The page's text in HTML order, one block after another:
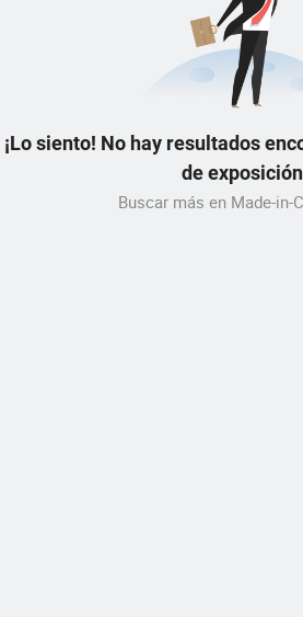
¡Lo siento! No hay resultados
de
Buscar más en Made-in-